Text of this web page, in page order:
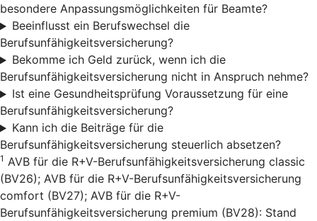
besondere Anpassungsmöglichkeiten für Beamte?
Beeinflusst ein Berufswechsel die
Berufsunfähigkeitsversicherung?
Bekomme ich Geld zurück, wenn ich die
Berufsunfähigkeitsversicherung nicht in Anspruch nehme?
Ist eine Gesundheitsprüfung Voraussetzung für eine
Berufsunfähigkeitsversicherung?
Kann ich die Beiträge für die
Berufsunfähigkeitsversicherung steuerlich absetzen?
1 AVB für die R+V-Berufsunfähigkeitsversicherung classic
(BV26); AVB für die R+V-Berufsunfähigkeitsversicherung
comfort (BV27); AVB für die R+V-
Berufsunfähigkeitsversicherung premium (BV28): Stand